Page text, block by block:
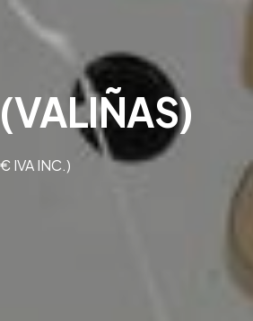
IVA INC.)